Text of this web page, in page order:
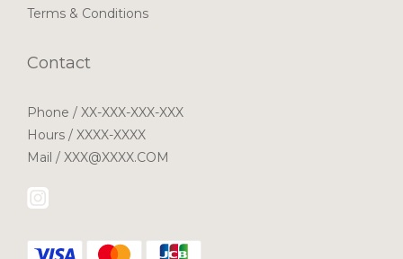
Terms & Conditions
Contact
Phone / XX-XXX-XXX-XXX
Hours / XXXX-XXXX
Mail / XXX@XXXX.COM